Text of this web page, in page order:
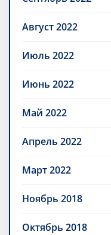
Август 2022
Июль 2022
Июнь 2022
Май 2022
Апрель 2022
Март 2022
Ноябрь 2018
Октябрь 2018